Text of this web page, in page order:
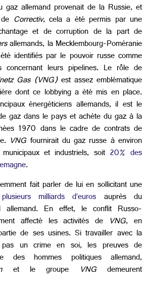
allemand provenait de la Russie, et
Correctiv, cela a été permis par une
et de corruption de la part de
allemands, la Mecklembourg-Poméranie
identifiés par le pouvoir russe comme
concernant leurs pipelines. Le rôle de
Gas (VNG)est assez emblématique
dont ce lobbying a été mis en place.
énergéticiens allemands, il est le
gaz dans le pays et achète du gaz à la
1970 dans le cadre de contrats de
VNGfournirait du gaz russe à environ
et industriels, soit 20% des
.
fait parler de lui en sollicitant une
plusieurs milliards d’euros auprès du
allemand. En effet, le conflit Russo-
affecté les activités de VNG, en
de ses usines. Si travailler avec la
pas un crime en soi, les preuves de
des hommes politiques allemand,
et le groupe VNGdemeurent